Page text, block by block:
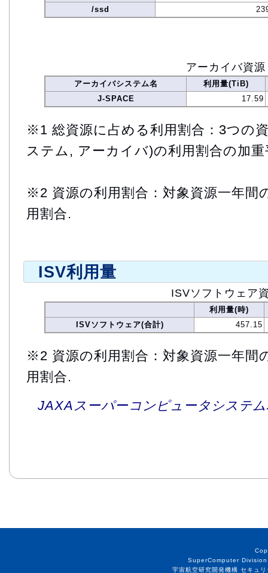
/ssd
アーカイバ資源
アーカイバシステム名
利用量(TiB)
J-SPACE
17.59
※1 総資源に占める利用割合：3つの
ステム, アーカイバ)の利用割合の加重
※2 資源の利用割合：対象資源一年間
用割合.
ISV利用量
ISVソフトウェア
利用量(時)
ISVソフトウェア(合計)
457.15
※2 資源の利用割合：対象資源一年間
用割合.
JAXAスーパーコンピュータシステ
SuperComputer
宇宙航空研究開発機構 セキュ